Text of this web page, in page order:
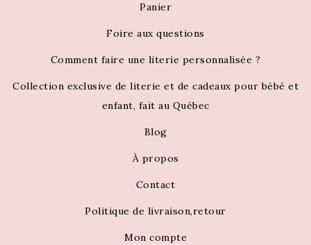
Panier
Foire aux questions
Comment faire une literie personnalisée ?
Collection exclusive de literie et de cadeaux pour bébé et
enfant, fait au Québec
Blog
À propos
Contact
Politique de livraison,retour
Mon compte